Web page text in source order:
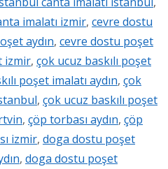
imalatı izmir, cevre dostu
aydın, cevre dostu poşet
izmir, çok ucuz baskılı poşet
poşet imalatı aydın, çok
, çok ucuz baskılı poşet
, çöp torbası aydın, çöp
izmir, doga dostu poşet
, doga dostu poşet